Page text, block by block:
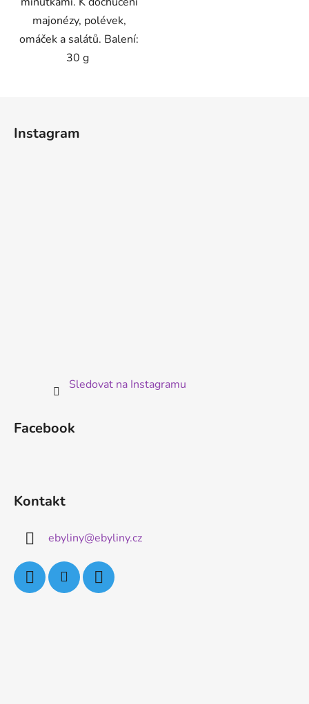
majonézy, polévek,
omáček a salátů. Balení:
30 g
Instagram
Sledovat na Instagramu
Facebook
Kontakt
ebyliny@ebyliny.cz